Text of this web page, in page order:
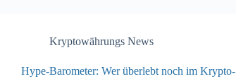
Kryptowährungs News
Hype-Barometer: Wer überlebt noch im Krypto-